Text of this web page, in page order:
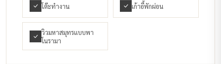
โต๊ะทำงาน เก้าอี้พักผ่อน
วิวมหาสมุทรแบบพา
โนรามา